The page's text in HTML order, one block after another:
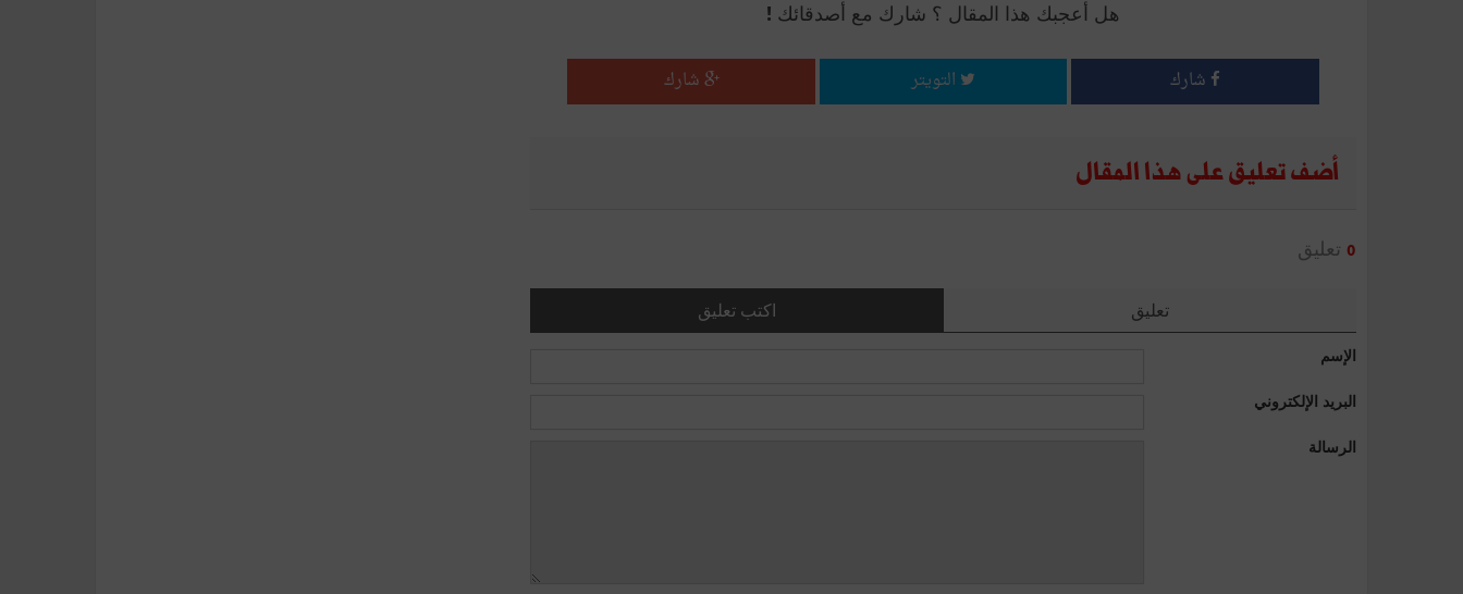
هل أعجبك هذا المقال ؟ شارك مع أصدقائك !
شارك التويتر شارك
أضف تعليق على هذا المقال
0 تعليق
اكتب تعليق تعليق
الإسم
البريد الإلكتروني
الرسالة